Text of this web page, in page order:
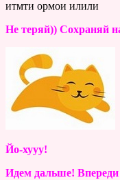
итмти ормои илили
Не теряй)) Сохраняй
Йо-хууу!
Идем дальше! Впереди